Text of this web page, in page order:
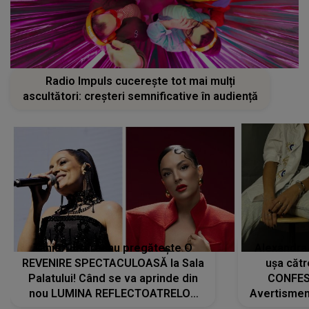
Radio Impuls cucerește tot mai mulți
ascultători: creșteri semnificative în audiență
Tania Turtureanu pregătește O
REVENIRE SPECTACULOASĂ la Sala
Palatului! Când se va aprinde din
nou LUMINA REFLECTOATRELOR
ușa